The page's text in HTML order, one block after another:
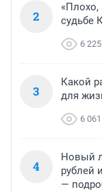
2
«Плохо,
судьбе
6 225
3
Какой
для
6 061
4
Новый
рублей
—